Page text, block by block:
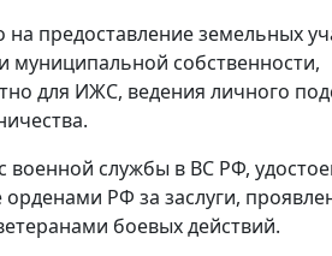
предоставление земельных
муниципальной собственности,
для ИЖС, ведения личного
военной службы в ВС РФ,
РФ за заслуги,
боевых действий.